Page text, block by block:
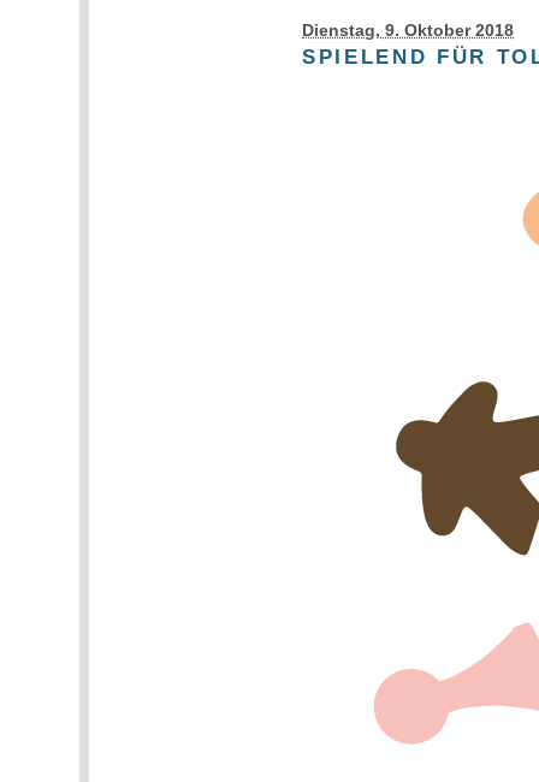
Dienstag, 9. Oktober 2018
SPIELEND FÜR